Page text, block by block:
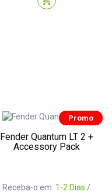
Promo
Fender Quantum LT 2 +
Accessory Pack
Receba-o em: 1-2 Dias /